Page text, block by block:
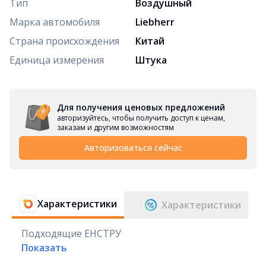
Тип
Воздушный
Марка автомобиля
Liebherr
Страна происхождения
Китай
Единица измерения
Штука
Для получения ценовых предложений
авторизуйтесь, чтобы получить доступ к ценам,
заказам и другим возможностям
Авторизоваться сейчас
Характеристики Характеристики
Подходящие ЕНСТРУ
Показать